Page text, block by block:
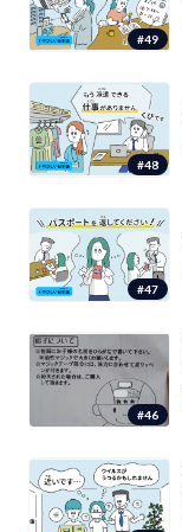
#49
#48
#47
#46